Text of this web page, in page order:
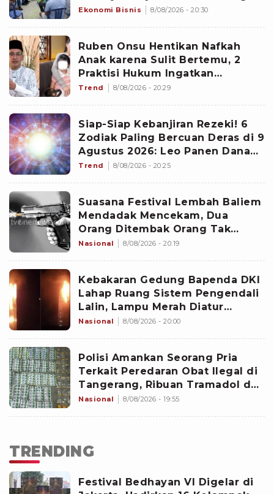
dan Pemulihan Lingkungan
Ekonomi Bisnis 8/08/2026 - 20:30
Ruben Onsu Hentikan Nafkah
Anak karena Sulit Bertemu, 2
Praktisi Hukum Ingatkan
Risikonya
Trend 8/08/2026 - 20:29
Siap-Siap Kebanjiran Rezeki! 6
Zodiak Paling Bercuan Deras di 9
Agustus 2026: Leo Panen Dana
Ekstra
Trend 8/08/2026 - 20:25
Suasana Festival Lembah Baliem
Mendadak Mencekam, Dua
Orang Ditembak Orang Tak
Dikenal
Nasional 8/08/2026 - 20:19
Kebakaran Gedung Bapenda DKI
Lahap Ruang Sistem Pengendali
Lalin, Lampu Merah Diatur
Manual Sementara
Nasional 8/08/2026 - 20:00
Polisi Amankan Seorang Pria
Terkait Peredaran Obat Ilegal di
Tangerang, Ribuan Tramadol dan
Hexymer Ikut Disita
Nasional 8/08/2026 - 19:55
TRENDING
Festival Bedhayan VI Digelar di